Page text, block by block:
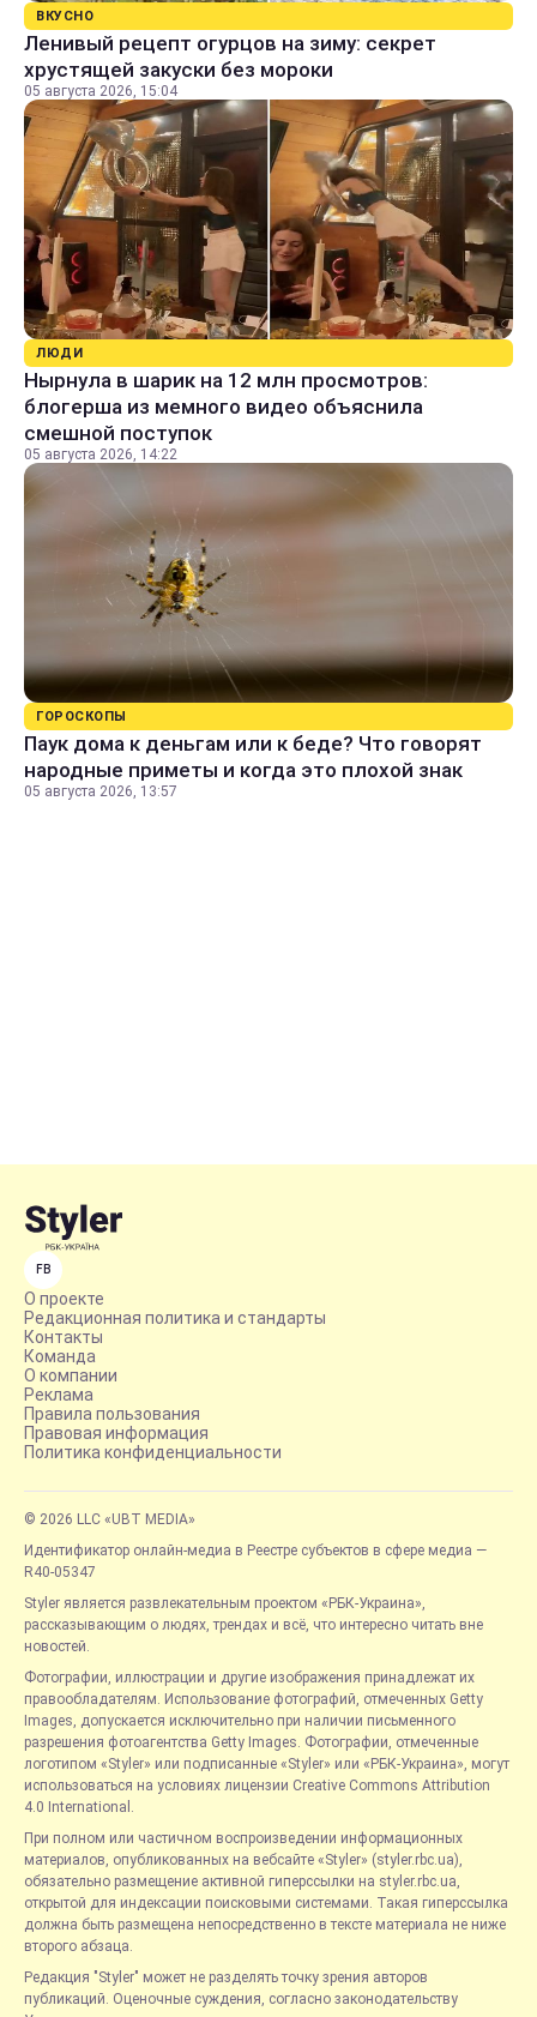
ВКУСНО
Ленивый рецепт огурцов на зиму: секрет
хрустящей закуски без мороки
05 августа 2026, 15:04
ЛЮДИ
Нырнула в шарик на 12 млн просмотров:
блогерша из мемного видео объяснила
смешной поступок
05 августа 2026, 14:22
ГОРОСКОПЫ
Паук дома к деньгам или к беде? Что говорят
народные приметы и когда это плохой знак
05 августа 2026, 13:57
FB
О проекте
Редакционная политика и стандарты
Контакты
Команда
О компании
Реклама
Правила пользования
Правовая информация
Политика конфиденциальности
© 2026 LLC «UBT MEDIA»
Идентификатор онлайн-медиа в Реестре субъектов в сфере медиа —
R40-05347
Styler является развлекательным проектом «РБК-Украина»,
рассказывающим о людях, трендах и всё, что интересно читать вне
новостей.
Фотографии, иллюстрации и другие изображения принадлежат их
правообладателям. Использование фотографий, отмеченных Getty
Images, допускается исключительно при наличии письменного
разрешения фотоагентства Getty Images. Фотографии, отмеченные
логотипом «Styler» или подписанные «Styler» или «РБК-Украина», могут
использоваться на условиях лицензии Creative Commons Attribution
4.0 International.
При полном или частичном воспроизведении информационных
материалов, опубликованных на вебсайте «Styler» (styler.rbc.ua),
обязательно размещение активной гиперссылки на styler.rbc.ua,
открытой для индексации поисковыми системами. Такая гиперссылка
должна быть размещена непосредственно в тексте материала не ниже
второго абзаца.
Редакция "Styler" может не разделять точку зрения авторов
публикаций. Оценочные суждения, согласно законодательству